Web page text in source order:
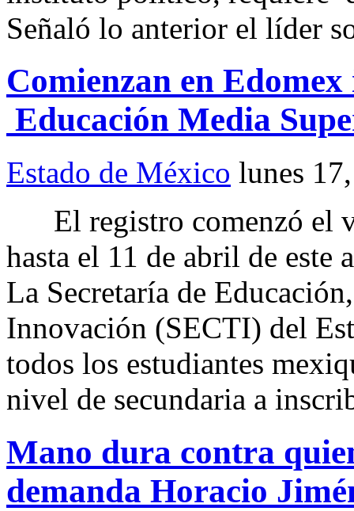
Señaló lo anterior el líder
Comienzan en
Educación Media
Estado de México lunes
El registro comenzó el
hasta el 11 de abril de
La Secretaría de
Innovación (SECTI) del
todos los estudiantes
nivel de secundaria a
Mano dura contra
demanda Horacio